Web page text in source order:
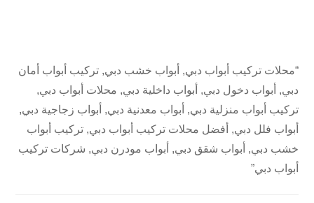
“محلات تركيب أبواب دبي, أبواب خشب دبي, تركيب أبواب أمان
دبي, أبواب دخول دبي, أبواب داخلية دبي, محلات أبواب دبي,
تركيب أبواب منزلية دبي, أبواب معدنية دبي, أبواب زجاجية دبي,
أبواب فلل دبي, أفضل محلات تركيب أبواب دبي, تركيب أبواب
خشب دبي, أبواب شقق دبي, أبواب مودرن دبي, شركات تركيب
أبواب دبي”